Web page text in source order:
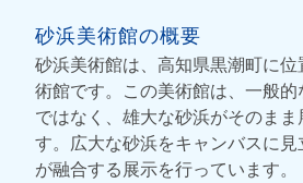
砂浜美術館の概要
砂浜美術館は、高知県黒潮町に
術館です。この美術館は、一般
ではなく、雄大な砂浜がそのま
す。広大な砂浜をキャンバスに見
が融合する展示を行っています。